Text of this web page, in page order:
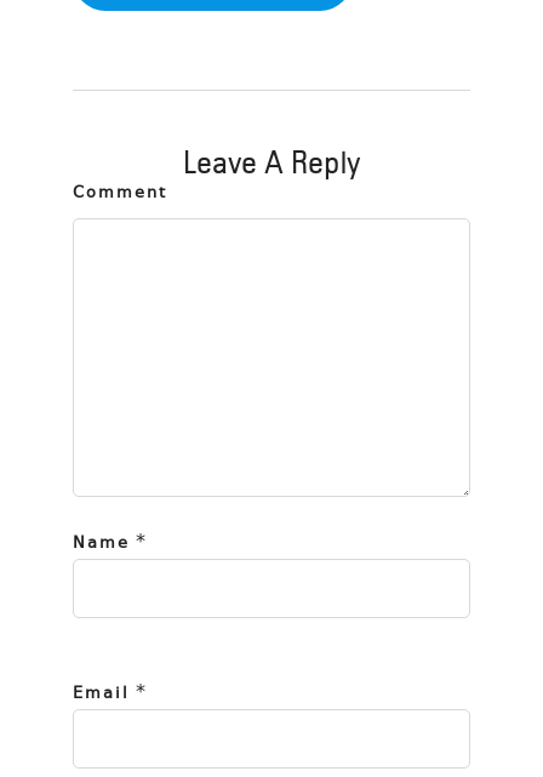
Leave A Reply
Comment
Name *
Email *